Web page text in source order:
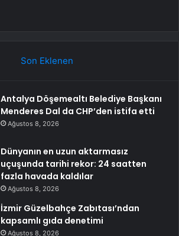
Son Eklenen
Antalya Döşemealtı Belediye Başkanı
Menderes Dal da CHP’den istifa etti
Ağustos 8, 2026
Dünyanın en uzun aktarmasız
uçuşunda tarihi rekor: 24 saatten
fazla havada kaldılar
Ağustos 8, 2026
İzmir Güzelbahçe Zabıtası’ndan
kapsamlı gıda denetimi
Ağustos 8, 2026